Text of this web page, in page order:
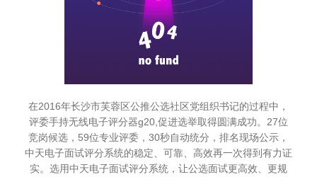
在2016年长沙市芙蓉区公推公选社区党组织书记的过程中，
评委手持无线电子评分器g20,促进选举取得圆满成功。27位
竞岗候选，59位专业评委，30秒自动统分，排名现场公示，
中天电子面试评分系统的稳定、可靠、高效再一次得到有力证
实。选用中天电子面试评分系统，让公选面试更高效、更规